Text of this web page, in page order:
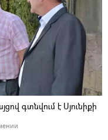
գտնվում է Սյունիքի